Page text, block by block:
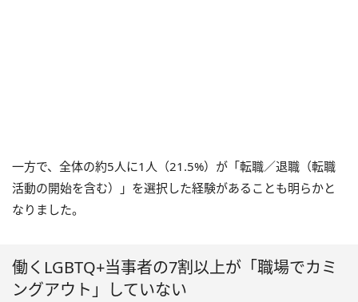
一方で、全体の約5人に1人（21.5%）が「転職／退職（転職
活動の開始を含む）」を選択した経験があることも明らかと
なりました。
働くLGBTQ+当事者の7割以上が「職場でカミ
ングアウト」していない